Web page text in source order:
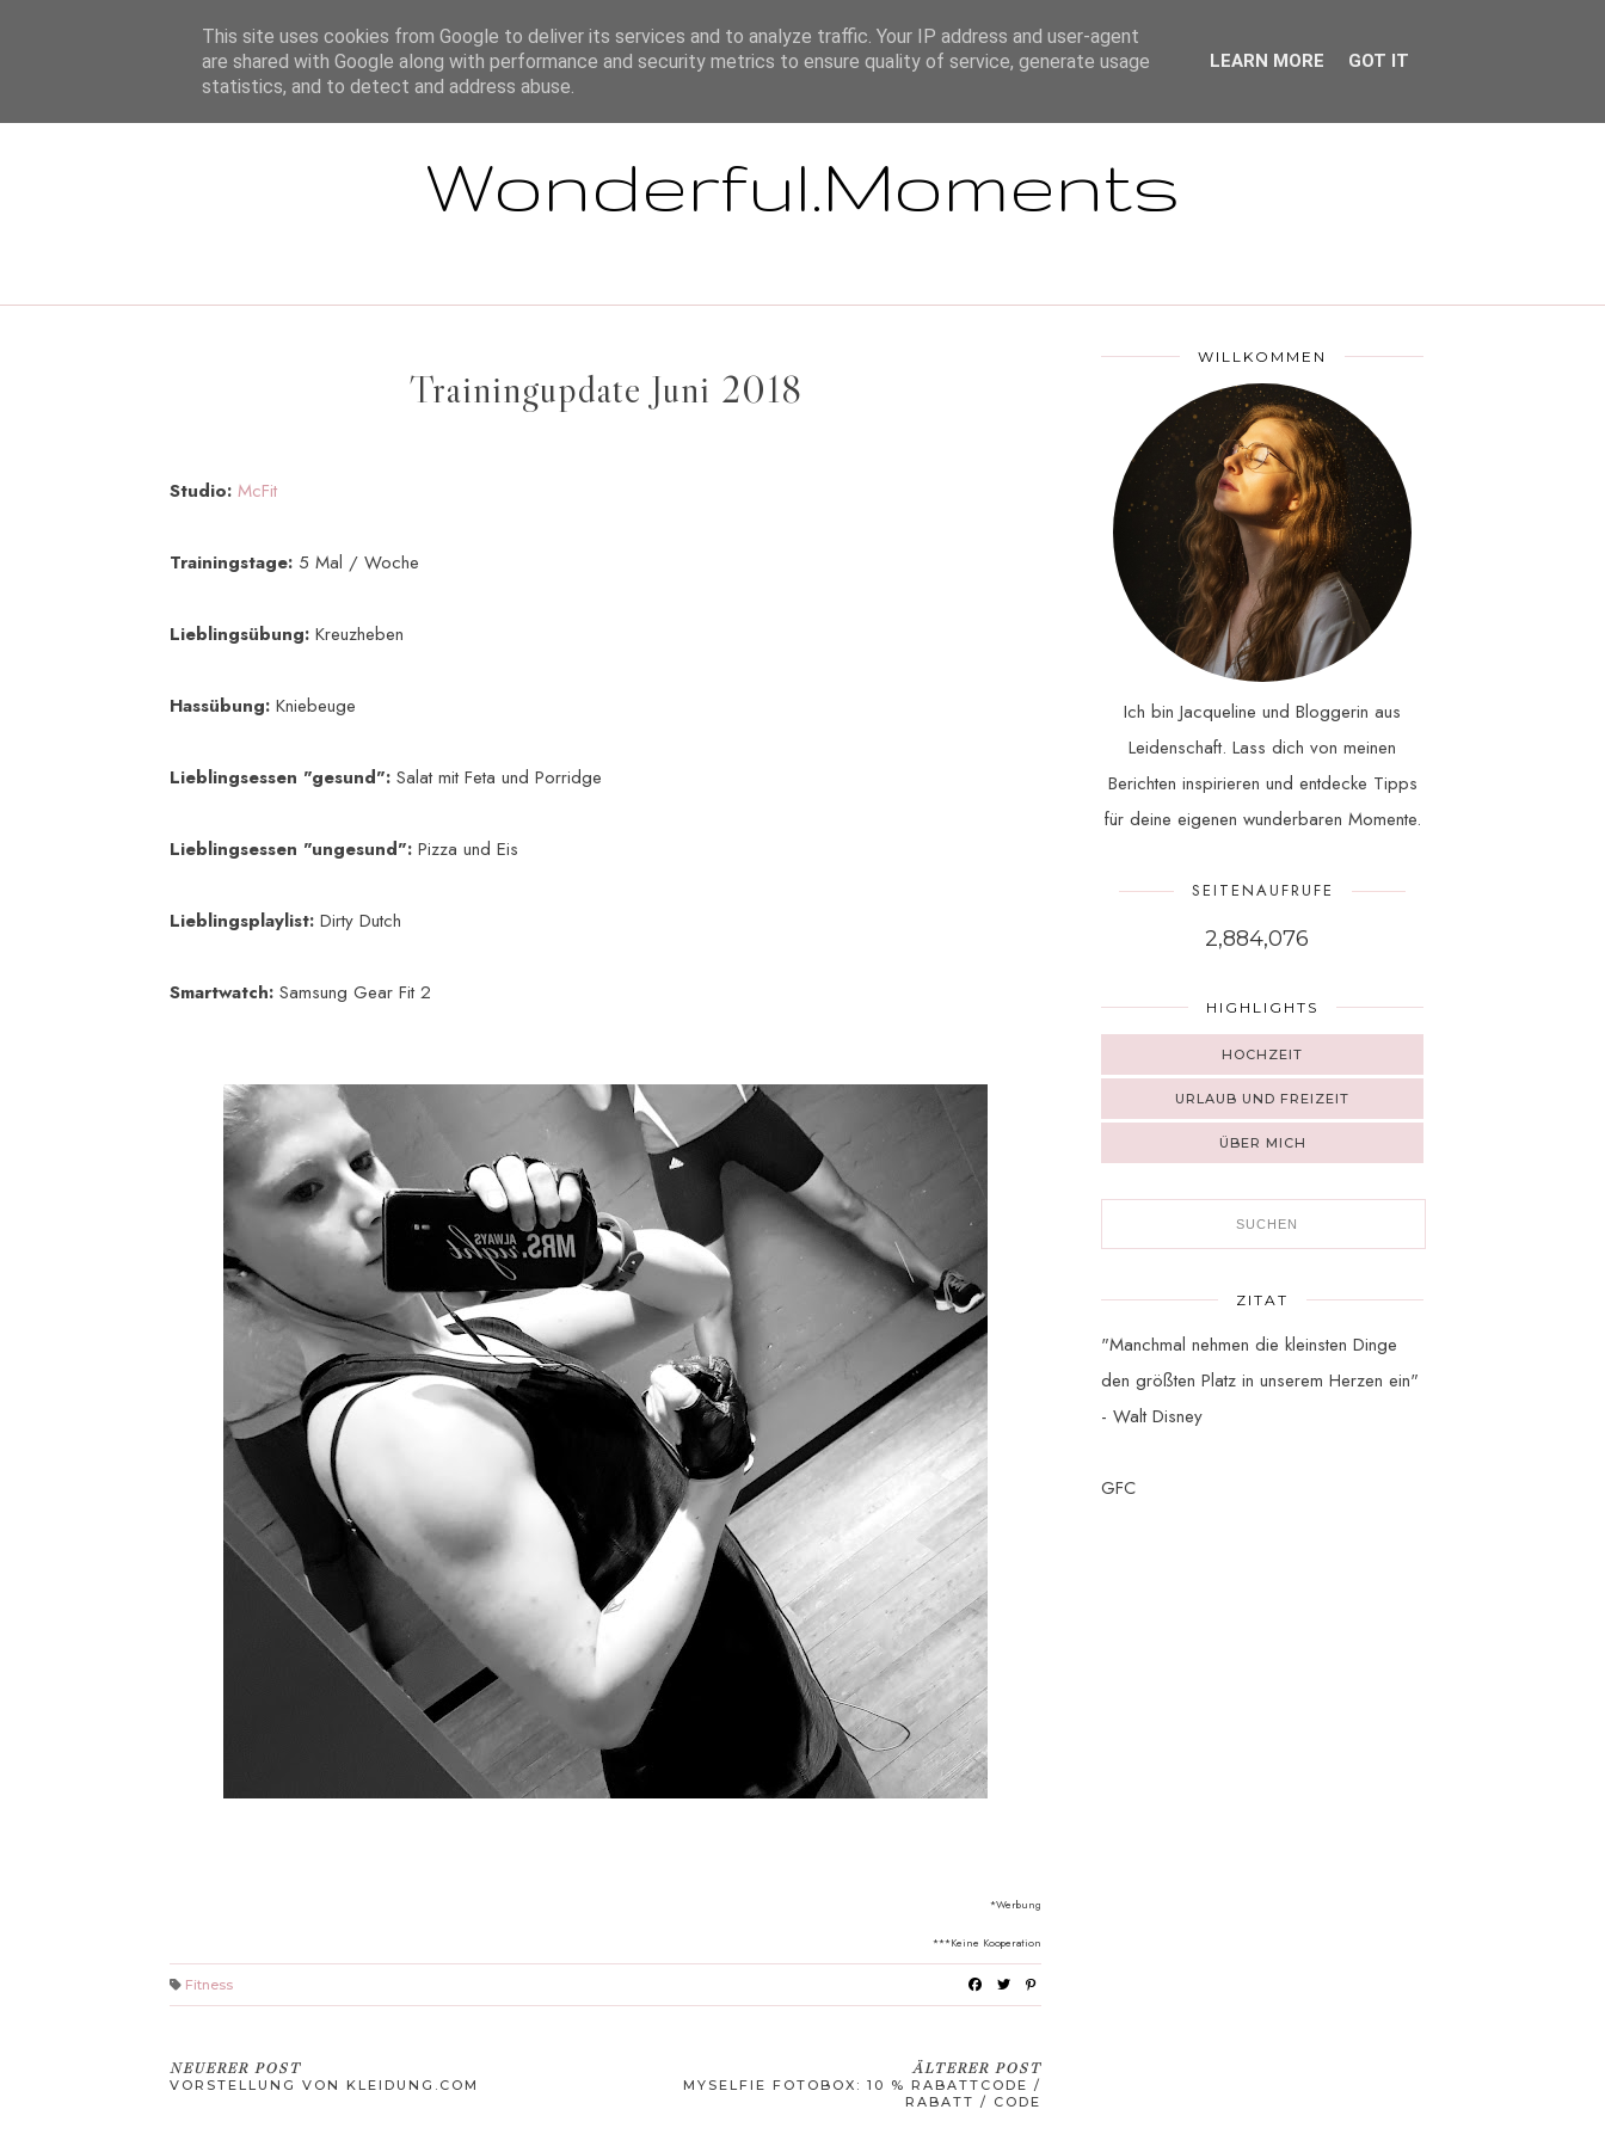
STARTSEITE ÜBER MICH IMPRESSUM / HAFTUNGSAUSSCHLUSS / DISCLAIMER DSGVO
Wonderful.Moments
Trainingupdate Juni 2018
Studio: McFit
Trainingstage: 5 Mal / Woche
Lieblingsübung: Kreuzheben
Hassübung: Kniebeuge
Lieblingsessen "gesund": Salat mit Feta und Porridge
Lieblingsessen "ungesund": Pizza und Eis
Lieblingsplaylist: Dirty Dutch
Smartwatch: Samsung Gear Fit 2
*Werbung
***Keine Kooperation
Fitness
NEUERER POST
VORSTELLUNG VON KLEIDUNG.COM
ÄLTERER POST
MYSELFIE FOTOBOX: 10 % RABATTCODE /
RABATT / CODE
WILLKOMMEN
Ich bin Jacqueline und Bloggerin aus
Leidenschaft. Lass dich von meinen
Berichten inspirieren und entdecke Tipps
für deine eigenen wunderbaren Momente.
SEITENAUFRUFE
2,884,076
HIGHLIGHTS
HOCHZEIT
URLAUB UND FREIZEIT
ÜBER MICH
ZITAT
"Manchmal nehmen die kleinsten Dinge
den größten Platz in unserem Herzen ein"
- Walt Disney
GFC
This site uses cookies from Google to deliver its services and to analyze traffic. Your IP address and user-agent
are shared with Google along with performance and security metrics to ensure quality of service, generate usage
statistics, and to detect and address abuse.
LEARN MORE GOT IT